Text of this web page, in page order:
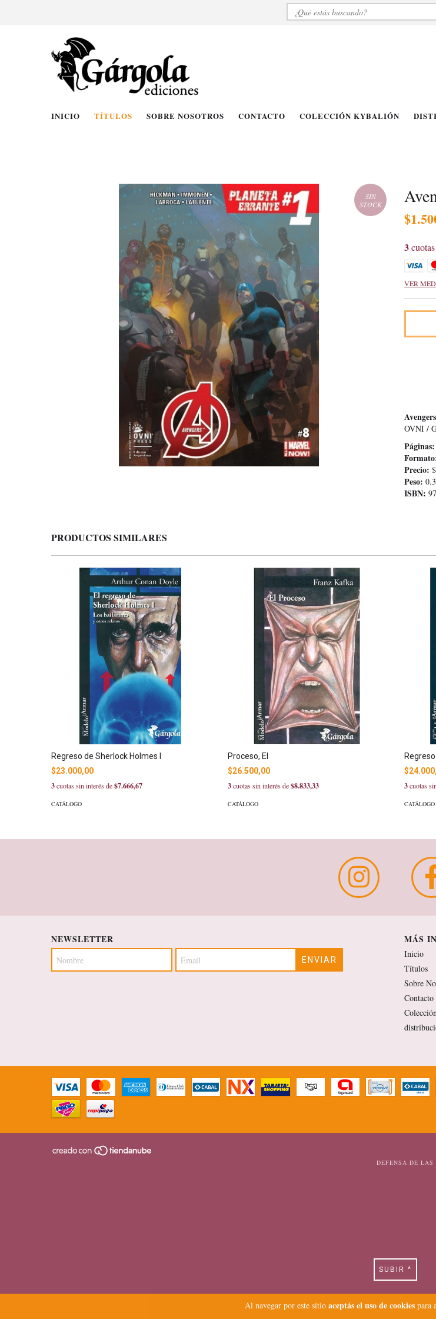
Al navegar por este sitio aceptás el uso de cookiespara
INICIO TÍTULOS SOBRE NOSOTROS CONTACTO COLECCIÓN KYBALIÓN
SIN
STOCK
3
VER
OVNI /
Páginas:
Precio:
Peso:
ISBN:
PRODUCTOS SIMILARES
Regreso de Sherlock Holmes I
$23.000,00
3cuotas sin interés de$7.666,67
CATÁLOGO
Proceso, El
$26.500,00
3cuotas sin interés de$8.833,33
CATÁLOGO
3cuotas
CATÁLOGO
NEWSLETTER MÁS
Inicio
Títulos
Sobre
Contacto
DEFENSA DE LAS
SUBIR ^